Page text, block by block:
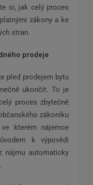
si, jak celý proces
zákony a ke
stran.
prodeje
před prodejem bytu
ukončit. To je
proces zbytečně
zákoníku
kterém nájemce
k výpovědi
nájmu automaticky